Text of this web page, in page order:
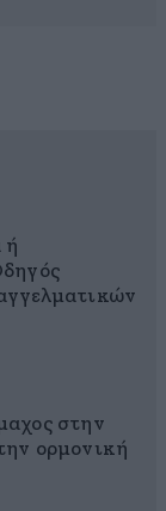
ή
στην
ορμονική